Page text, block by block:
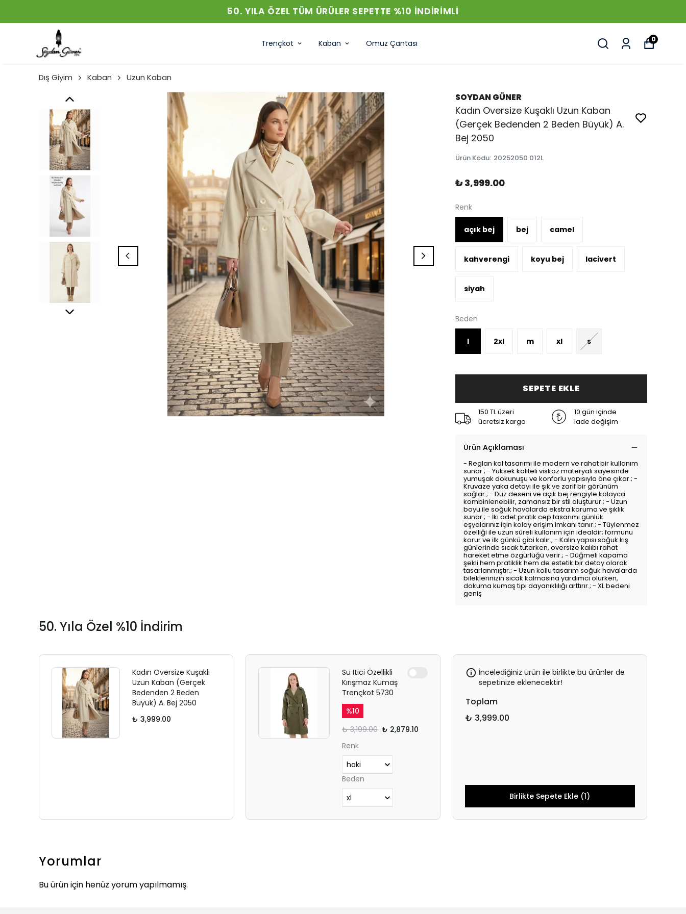
50. YILA ÖZEL TÜM ÜRÜLER SEPETTE %10 INDIRIMLI
Trençkot Kaban Omuz Çantası 0
Dış Giyim Kaban Uzun Kaban
SOYDAN GÜNER
Kadın Oversize Kuşaklı Uzun Kaban
(Gerçek Bedenden 2 Beden Büyük) A.
Bej 2050
Ürün Kodu: 20252050 012L
₺ 3,999.00
Renk
açık bej bej camel
kahverengi koyu bej lacivert
siyah
Beden
l 2xl m xl s
SEPETE EKLE
150 TL üzeri
ücretsiz kargo
10 gün içinde
iade değişim
Ürün Açıklaması
- Reglan kol tasarımı ile modern ve rahat bir kullanım
sunar.; - Yüksek kaliteli viskoz materyali sayesinde
yumuşak dokunuşu ve konforlu yapısıyla öne çıkar.; -
Kruvaze yaka detayı ile şık ve zarif bir görünüm
sağlar.; - Düz deseni ve açık bej rengiyle kolayca
kombinlenebilir, zamansız bir stil oluşturur.; - Uzun
boyu ile soğuk havalarda ekstra koruma ve şıklık
sunar.; - İki adet pratik cep tasarımı günlük
eşyalarınız için kolay erişim imkanı tanır.; - Tüylenmez
özelliği ile uzun süreli kullanım için idealdir; formunu
korur ve ilk günkü gibi kalır.; - Kalın yapısı soğuk kış
günlerinde sıcak tutarken, oversize kalıbı rahat
hareket etme özgürlüğü verir.; - Düğmeli kapama
şekli hem pratiklik hem de estetik bir detay olarak
tasarlanmıştır.; - Uzun kollu tasarım soğuk havalarda
bileklerinizin sıcak kalmasına yardımcı olurken,
dokuma kumaş tipi dayanıklılığı arttırır.; - XL bedeni
geniş
50. Yıla Özel %10 İndirim
Kadın Oversize Kuşaklı
Uzun Kaban (Gerçek
Bedenden 2 Beden
Büyük) A. Bej 2050
₺ 3,999.00
Su Itici Özellikli
Kırışmaz Kumaş
Trençkot 5730
%10
₺ 3,199.00 ₺ 2,879.10
Renk
Beden
İncelediğiniz ürün ile birlikte bu ürünler de
sepetinize eklenecektir!
Toplam
₺ 3,999.00
Birlikte Sepete Ekle (1)
Yorumlar
Bu ürün için henüz yorum yapılmamış.